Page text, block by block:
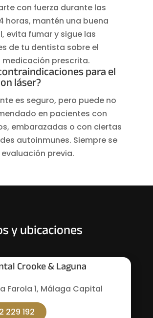
con fuerza durante las
horas, mantén una buena
evita fumar y sigue las
de tu dentista sobre el
medicación prescrita.
para el
láser?
es seguro, pero puede no
en pacientes con
embarazadas o con ciertas
autoinmunes. Siempre se
previa.
y ubicaciones
Crooke & Laguna
Farola 1, Málaga Capital
229 192